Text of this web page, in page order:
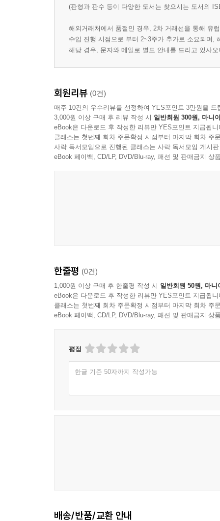
(판형과 판수 등이 다양한 도서는 찾으시는 도서의
해외거래처에서 품절인 경우, 2차 거래선을 통해 유
수입 진행 시점으로 부터 2~3주가 추가로 소요되며,
해당 경우, 문자와 메일로 별도 안내를 드리고 있사
회원리뷰 (0건)
매주 10건의 우수리뷰를 선정하여 YES포인트 3만원을 드
3,000원 이상 구매 후 리뷰 작성 시 일반회원 300원, 마니
eBook은 다운로드 후 작성한 리뷰만 YES포인트 지급됩니
클래스는 첫번째 회차 주문확정 시점부터 마지막 회차 주
사락 독서모임으로 진행된 클래스는 사락 독서모임 게시
eBook 페이백, CD/LP, DVD/Blu-ray, 패션 및 판매금지 상
한줄평 (0건)
1,000원 이상 구매 후 한줄평 작성 시 일반회원 50원, 마니
eBook은 다운로드 후 작성한 리뷰만 YES포인트 지급됩니
클래스는 첫번째 회차 주문확정 시점부터 마지막 회차 주
eBook 페이백, CD/LP, DVD/Blu-ray, 패션 및 판매금지 상
평점
한글 기준 50자까지 작성가능
배송/반품/교환 안내